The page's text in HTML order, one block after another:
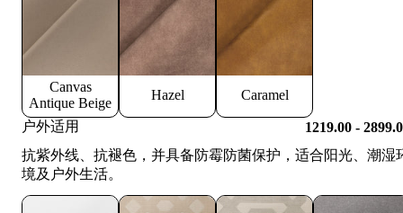
Canvas
Antique Beige
Hazel Caramel
户外适用
1219.00 -
抗紫外线、抗褪色，并具备防霉防菌保护，适合阳光、潮湿
境及户外生活。